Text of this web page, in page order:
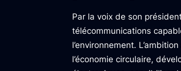
Par la voix de son
télécommunications
l’environnement.
l’économie circulaire,